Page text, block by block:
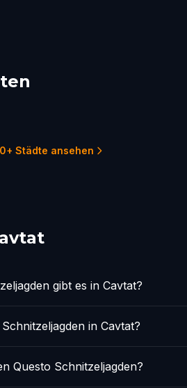
Städte ansehen
gibt es in Cavtat?
in Cavtat?
Questo Schnitzeljagden?